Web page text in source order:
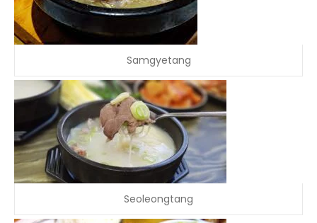
Samgyetang
Seoleongtang